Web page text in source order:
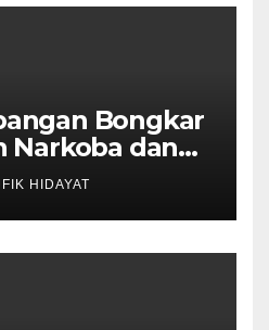
Bongkar
Narkoba dan
Puluhan
Sabu hingga
HIDAYAT